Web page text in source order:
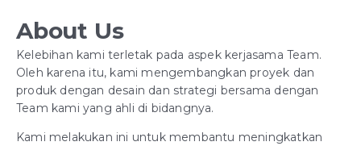
About Us
Kelebihan kami terletak pada aspek kerjasama Team.
Oleh karena itu, kami mengembangkan proyek dan
produk dengan desain dan strategi bersama dengan
Team kami yang ahli di bidangnya.
Kami melakukan ini untuk membantu meningkatkan